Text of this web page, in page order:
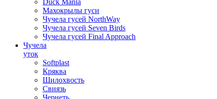
Duck Mania
Махокрылы гуси
Чучела гусей NorthWay
Чучела гусей Seven Birds
Чучела гусей Final Approach
Чучела
уток
Softplast
Кряква
Шилохвость
Свиязь
Чернеть